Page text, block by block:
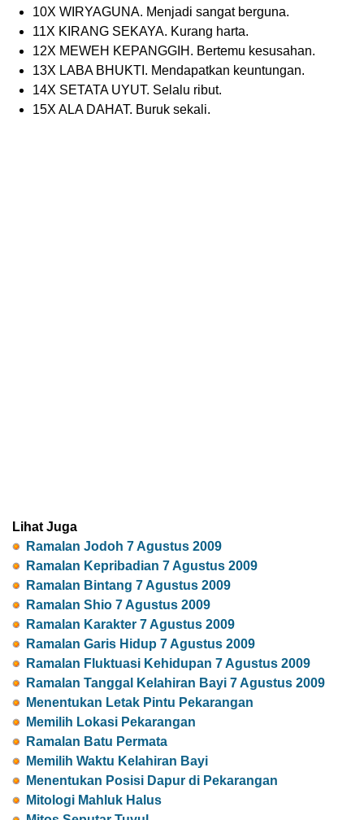
10X WIRYAGUNA. Menjadi sangat berguna.
11X KIRANG SEKAYA. Kurang harta.
12X MEWEH KEPANGGIH. Bertemu kesusahan.
13X LABA BHUKTI. Mendapatkan keuntungan.
14X SETATA UYUT. Selalu ribut.
15X ALA DAHAT. Buruk sekali.
Lihat Juga
Ramalan Jodoh 7 Agustus 2009
Ramalan Kepribadian 7 Agustus 2009
Ramalan Bintang 7 Agustus 2009
Ramalan Shio 7 Agustus 2009
Ramalan Karakter 7 Agustus 2009
Ramalan Garis Hidup 7 Agustus 2009
Ramalan Fluktuasi Kehidupan 7 Agustus 2009
Ramalan Tanggal Kelahiran Bayi 7 Agustus 2009
Menentukan Letak Pintu Pekarangan
Memilih Lokasi Pekarangan
Ramalan Batu Permata
Memilih Waktu Kelahiran Bayi
Menentukan Posisi Dapur di Pekarangan
Mitologi Mahluk Halus